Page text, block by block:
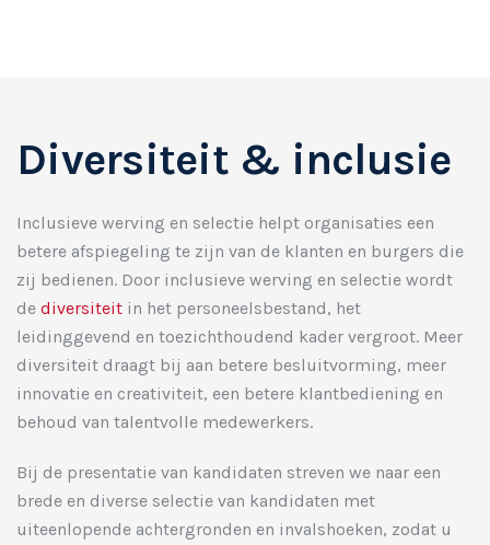
Diversiteit & inclusie
Inclusieve werving en selectie helpt organisaties een
betere afspiegeling te zijn van de klanten en burgers die
zij bedienen. Door inclusieve werving en selectie wordt
de diversiteit in het personeelsbestand, het
leidinggevend en toezichthoudend kader vergroot. Meer
diversiteit draagt bij aan betere besluitvorming, meer
innovatie en creativiteit, een betere klantbediening en
behoud van talentvolle medewerkers.
Bij de presentatie van kandidaten streven we naar een
brede en diverse selectie van kandidaten met
uiteenlopende achtergronden en invalshoeken, zodat u